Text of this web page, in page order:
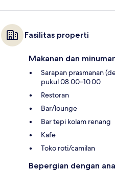
Fasilitas properti
Makanan dan
Sarapan prasmanan
pukul 08.00–10.00
Restoran
Bar/lounge
Bar tepi kolam renang
Kafe
Toko roti/camilan
Bepergian dengan